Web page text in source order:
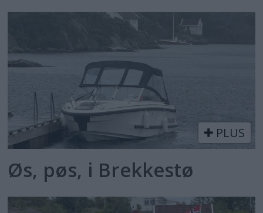
PLUS
Øs, pøs, i Brekkestø